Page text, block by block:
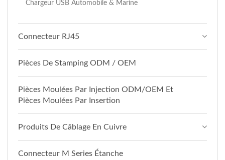
Chargeur USB Automobile & Marine
Connecteur RJ45
Pièces De Stamping ODM / OEM
Pièces Moulées Par Injection ODM/OEM Et
Pièces Moulées Par Insertion
Produits De Câblage En Cuivre
Connecteur M Series Étanche